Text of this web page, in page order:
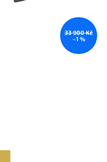
33 900 Kč
–1 %